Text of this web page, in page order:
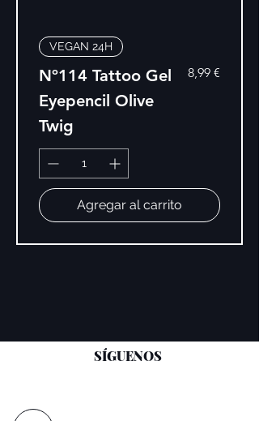
VEGAN 24H
Nº114 Tattoo Gel
Eyepencil Olive
Twig
Precio
8,99 €
Agregar al carrito
SÍGUENOS